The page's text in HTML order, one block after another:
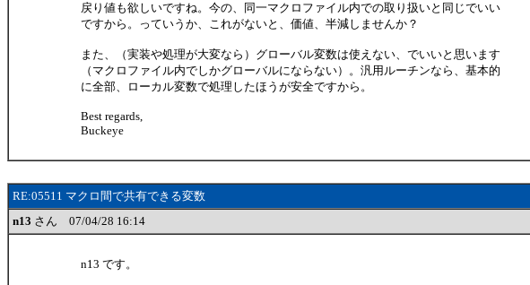
戻り値も欲しいですね。今の、同一マクロファイル内での取り扱いと同じでいい
ですから。っていうか、これがないと、価値、半減しませんか？
また、（実装や処理が大変なら）グローバル変数は使えない、でいいと思います
（マクロファイル内でしかグローバルにならない）。汎用ルーチンなら、基本的
に全部、ローカル変数で処理したほうが安全ですから。
Best regards,
Buckeye
RE:05511 マクロ間で共有できる変数
n13 さん 07/04/28 16:14
n13 です。